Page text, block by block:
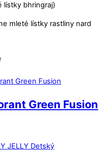
lístky bhringraj)
mleté lístky rastliny nard
Green Fusion